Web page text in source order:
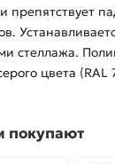
препятствует
стеллажа.
цвета (RAL
покупают